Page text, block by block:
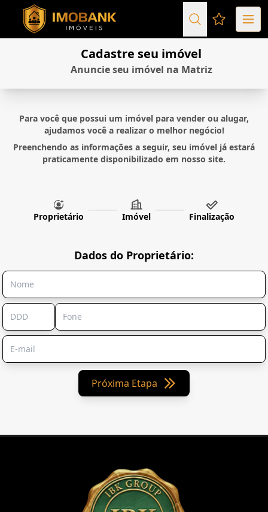
Favoritos
Cadastre seu imóvel
Anuncie seu imóvel na Matriz
Para você que possui um imóvel para vender ou alugar,
ajudamos você a realizar o melhor negócio!
Preenchendo as informações a seguir, seu imóvel já estará
praticamente disponibilizado em nosso site.
Proprietário Imóvel Finalização
Dados do Proprietário:
Próxima Etapa